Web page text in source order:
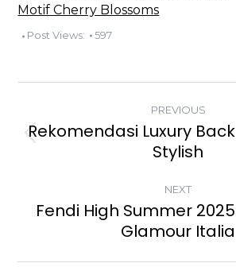
Motif Cherry Blossoms
Post Views: 597
NAVIGATION
PREVIOUS
Previous
post:
Rekomendasi Luxury
Stylish
NEXT
Next
post:
Fendi High Summer
Glamour Italia